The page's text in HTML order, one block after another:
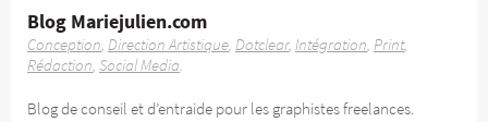
Blog Mariejulien.com
Conception Direction Artistique Dotclear Intégration Print
Rédaction Social Media
Blog de conseil et d’entraide pour les graphistes freelances.